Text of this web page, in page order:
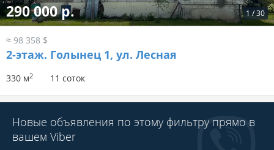
1 /30
290 000 р.
≈ 98 358 $
2-этаж. Голынец 1, ул. Лесная
330 м2 11 соток
Новые объявления по этому фильтру прямо в
вашем Viber